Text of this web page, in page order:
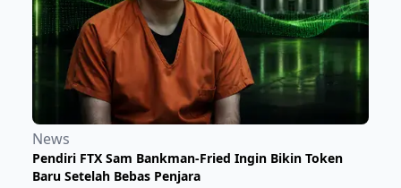
News
Pendiri FTX Sam Bankman-Fried Ingin Bikin Token
Baru Setelah Bebas Penjara